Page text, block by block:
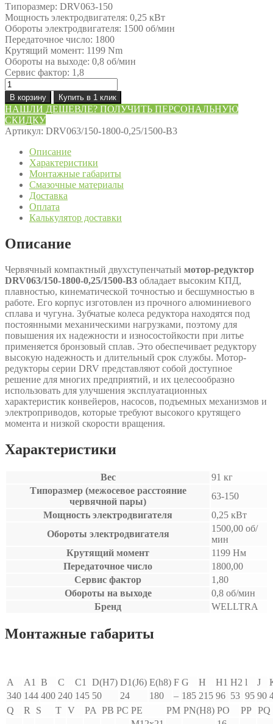
Типоразмер: DRV063-150
Мощность электродвигателя: 0,25 кВт
Обороты электродвигателя: 1500 об/мин
Передаточное число: 1800
Крутящий момент: 1199 Nm
Обороты на выходе: 0,8 об/мин
Сервис фактор: 1,8
Количество
товара
Мотор-
редуктор
DRV063/150-
1800-
0,25/1500-
В корзину Купить в 1 клик
НАШЛИ ДЕШЕВЛЕ? ПОЛУЧИТЬ ПЕРСОНАЛЬНУЮ
СКИДКУ
Артикул: DRV063/150-1800-0,25/1500-В3
Описание
Характеристики
Монтажные габариты
Смазочные материалы
Доставка
Оплата
Калькулятор доставки
Описание
Червячный компактный двухступенчатый мотор-редуктор
DRV063/150-1800-0,25/1500-В3 обладает высоким КПД,
плавностью, кинематической точностью и бесшумностью в
работе. Его корпус изготовлен из прочного алюминиевого
сплава и чугуна. Зубчатые колеса редуктора находятся под
постоянными механическими нагрузками, поэтому для
повышения их надежности и износостойкости при литье
применяется бронзовый сплав. Это обеспечивает редуктору
высокую надежность и длительный срок службы. Мотор-
редукторы серии DRV представляют собой доступное
решение для многих предприятий, и их целесообразно
использовать для улучшения эксплуатационных
характеристик конвейеров, насосов, подъемных механизмов и
электроприводов, которые требуют высокого крутящего
момента и низкой скорости вращения.
Характеристики
Вес
91 кг
Типоразмер (межосевое расстояние
червячной пары)
63-150
Мощность электродвигателя
0,25 кВт
Обороты электродвигателя
1500,00 об/
мин
Крутящий момент
1199 Нм
Передаточное число
1800,00
Сервис фактор
1,80
Обороты на выходе
0,8 об/мин
Бренд
WELLTRA
Монтажные габариты
A A1 В С C1 D(H7) D1(J6) E(h8) F G H H1 H2 l J
340 144 400 240 145 50 24 180 – 185 215 96 53 95 90
Q
R S T V PA PB PC PE PM PN(H8) PO PP PQ